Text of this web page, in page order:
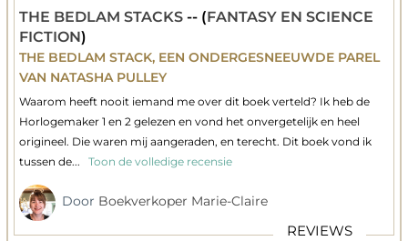
THE BEDLAM STACKS-- (FANTASY EN SCIENCE
FICTION)
THE BEDLAM STACK, EEN ONDERGESNEEUWDE PAREL
VAN NATASHA PULLEY
Waarom heeft nooit iemand me over dit boek verteld? Ik heb de
Horlogemaker 1 en 2 gelezen en vond het onvergetelijk en heel
origineel. Die waren mij aangeraden, en terecht. Dit boek vond ik
tussen de...Toon de volledige recensie
Door Boekverkoper Marie-Claire
REVIEWS